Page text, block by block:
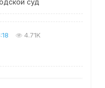
суд
4.71K